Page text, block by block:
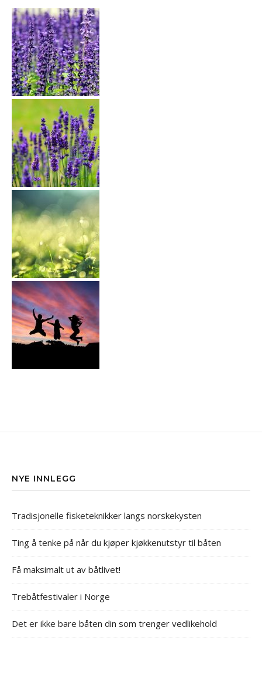
NYE INNLEGG
Tradisjonelle fisketeknikker langs norskekysten
Ting å tenke på når du kjøper kjøkkenutstyr til båten
Få maksimalt ut av båtlivet!
Trebåtfestivaler i Norge
Det er ikke bare båten din som trenger vedlikehold